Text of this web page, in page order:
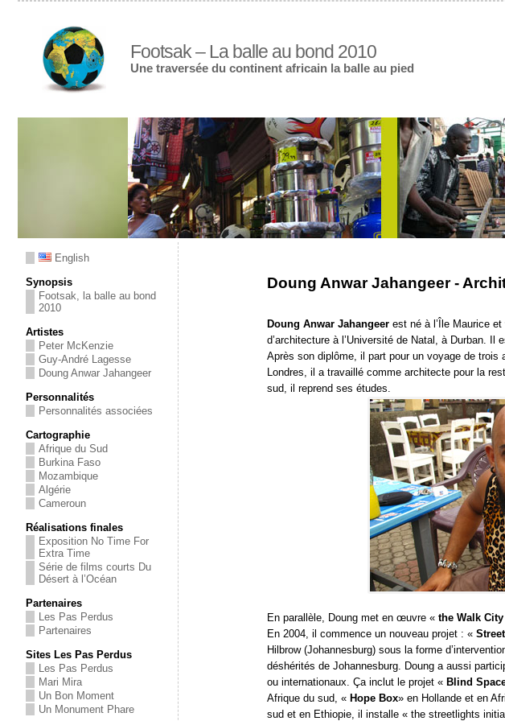
Footsak – La balle au bond 2010
Une traversée du continent africain la balle au pied
English
Synopsis
Footsak, la balle au bond
2010
Artistes
Peter McKenzie
Guy-André Lagesse
Doung Anwar Jahangeer
Personnalités
Personnalités associées
Cartographie
Afrique du Sud
Burkina Faso
Mozambique
Algérie
Cameroun
Réalisations finales
Exposition No Time For
Extra Time
Série de films courts Du
Désert à l’Océan
Partenaires
Les Pas Perdus
Partenaires
Sites Les Pas Perdus
Les Pas Perdus
Mari Mira
Un Bon Moment
Un Monument Phare
Doung Anwar Jahangeer -
Doung Anwar Jahangeer est né à l’Île Maurice
d’architecture à l’Université de Natal, à Durban.
Après son diplôme, il part pour un voyage de
Londres, il a travaillé comme architecte pour la
sud, il reprend ses études.
En parallèle, Doung met en œuvre « the Walk City
En 2004, il commence un nouveau projet : «
Hilbrow (Johannesburg) sous la forme
déshérités de Johannesburg. Doung a aussi
ou internationaux. Ça inclut le projet « Blind
Afrique du sud, « Hope Box» en Hollande et en
sud et en Ethiopie, il installe « the streetlights